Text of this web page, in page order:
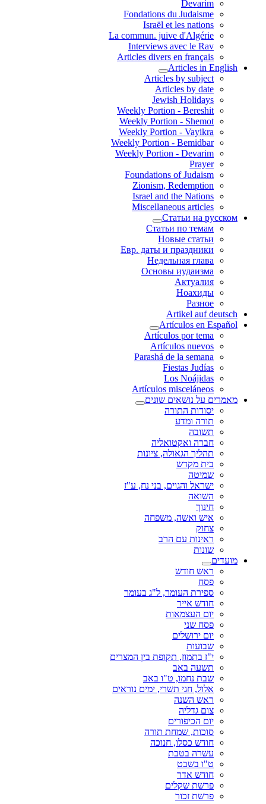
Devarim
Fondations du Judaisme
Israël et les nations
La commun. juive d'Algérie
Interviews avec le Rav
Articles divers en français
Articles in English
Articles by subject
Articles by date
Jewish Holidays
Weekly Portion - Bereshit
Weekly Portion - Shemot
Weekly Portion - Vayikra
Weekly Portion - Bemidbar
Weekly Portion - Devarim
Prayer
Foundations of Judaism
Zionism, Redemption
Israel and the Nations
Miscellaneous articles
Статьи на русском
Статьи по темам
Новые статьи
Евр. даты и праздники
Недельная глава
Основы иудаизма
Актуалия
Ноахиды
Разное
Artikel auf deutsch
Artículos en Español
Artículos por tema
Artículos nuevos
Parashá de la semana
Fiestas Judías
Los Noájidas
Artículos misceláneos
מאמרים על נושאים שונים
יסודות התורה
תורה ומדע
תשובה
חברה ואקטואליה
תהליך הגאולה, ציונות
בית מקדש
שמיטה
ישראל והגוים, בני נח, ע"ז
השואה
חינוך
איש ואשה, משפחה
צחוק
ראינות עם הרב
שונות
מועדים
ראש חודש
פסח
ספירת העומר, ל"ג בעומר
חודש אייר
יום העצמאות
פסח שני
יום ירושלים
שבועות
י"ז בתמוז, תקופת בין המצרים
תשעה באב
שבת נחמו, ט"ו באב
אלול, חגי תשרי, ימים נוראים
ראש השנה
צום גדליה
יום הכיפורים
סוכות, שמחת תורה
חודש כסלו, חנוכה
עשרה בטבת
ט"ו בשבט
חודש אדר
פרשת שקלים
פרשת זכור